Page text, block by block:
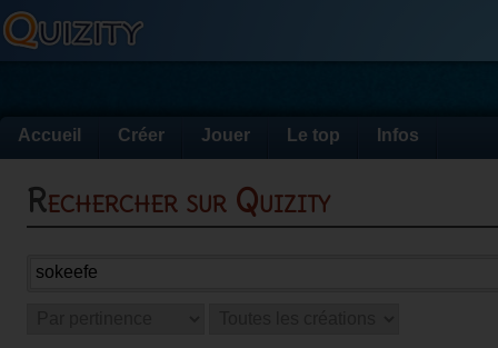
Accueil Créer Jouer Le top Infos
Rechercher sur Quizity